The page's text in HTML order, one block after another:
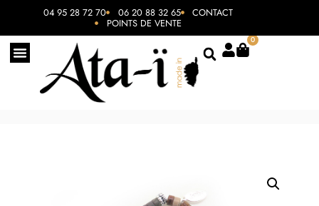
04 95 28 72 70 06 20 88 32 65 CONTACT
POINTS DE VENTE
0